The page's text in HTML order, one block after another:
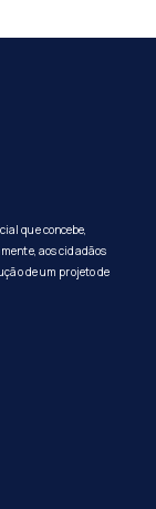
que concebe,
aos cidadãos
de um projeto de